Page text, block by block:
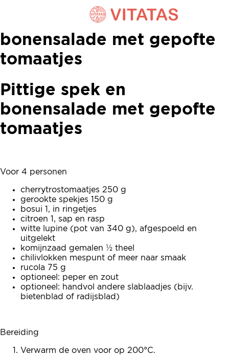
Pittige spek en
bonensalade met gepofte
tomaatjes
Pittige spek en
bonensalade met gepofte
tomaatjes
Voor 4 personen
cherrytrostomaatjes 250 g
gerookte spekjes 150 g
bosui 1, in ringetjes
citroen 1, sap en rasp
witte lupine (pot van 340 g), afgespoeld en
uitgelekt
komijnzaad gemalen ½ theel
chilivlokken mespunt of meer naar smaak
rucola 75 g
optioneel: peper en zout
optioneel: handvol andere slablaadjes (bijv.
bietenblad of radijsblad)
Bereiding
Verwarm de oven voor op 200°C.